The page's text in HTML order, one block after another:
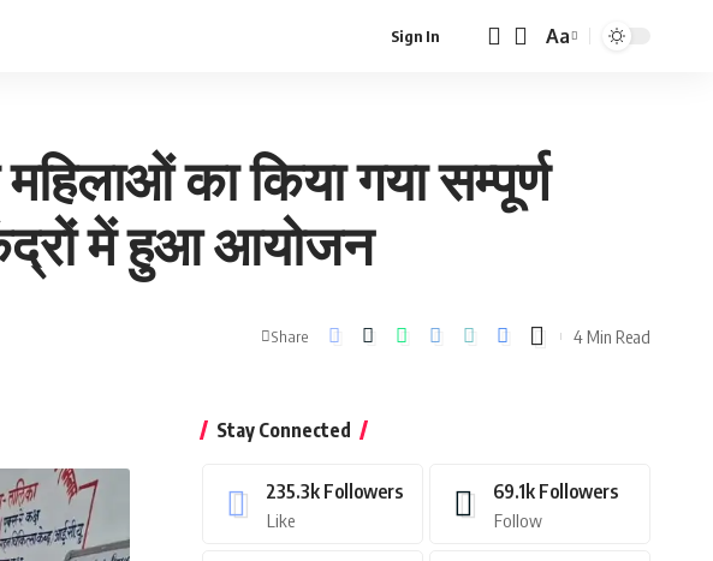
Sign In
Font
Aa
का किया गया सम्पूर्ण
में हुआ आयोजन
Share 4 Min Read
Stay Connected
235.3k Followers
Like
69.1k Followers
Follow